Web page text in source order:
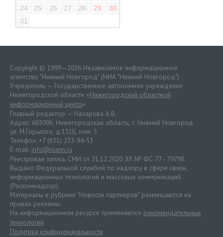
24
25 26 27 28 29
30
31
Copyright © 1999—2026 Независимое информационное
агентство "Нижний Новгород" (НИА "Нижний Новгород")
Учредитель — Государственное автономное учреждение
Нижегородской области «Нижегородский областной
информационный центр»
Главный редактор — Назарова А.В.
Адрес: 603006, Нижегородская область, г. Нижний Новгород.
ул. М.Горького, д.151Б, пом. 5
Телефон: +7 (831) 233-94-53
E-mail: info@niann.ru
Реестровая запись СМИ от 31.12.2020 ЭЛ № ФС 77 - 79798.
Выдано Федеральной службой по надзору в сфере связи,
информационных технологий и массовых коммуникаций
(Роскомнадзор).
Материалы в рубрике "Новости партнеров" размещаются на
правах рекламы.
На информационном ресурсе применяются рекомендательные
технологии.
Политика конфиденциальности